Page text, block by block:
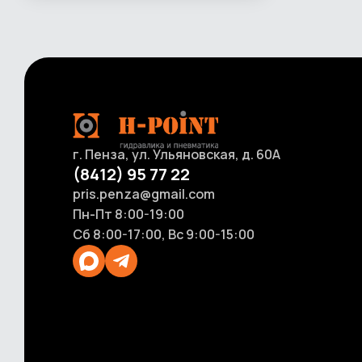
Насосы ручные для масла и смазки
г. Пенза, ул. Ульяновская, д. 60А
(8412) 95 77 22
pris.penza@gmail.com
Пн-Пт 8:00-19:00
Сб 8:00-17:00, Вс 9:00-15:00